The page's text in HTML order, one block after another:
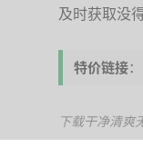
及时获取没
特价链接：
下载干净清爽